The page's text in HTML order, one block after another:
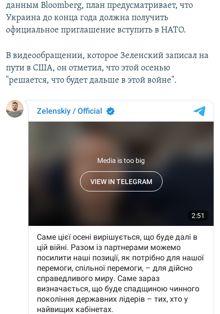
данным Bloomberg, план предусматривает, что
Украина до конца года должна получить
официальное приглашение вступить в НАТО.
В видеообращении, которое Зеленский записал на
пути в США, он отметил, что этой осенью
"решается, что будет дальше в этой войне".